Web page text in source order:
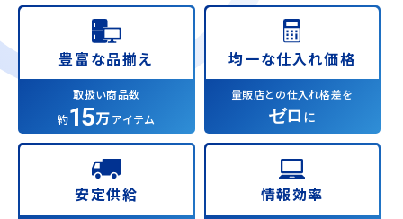
豊富な品揃え
取扱い商品数
約15万アイテム
均一な仕入れ価格
量販店との仕入れ格差を
ゼロ に
安定供給 情報効率